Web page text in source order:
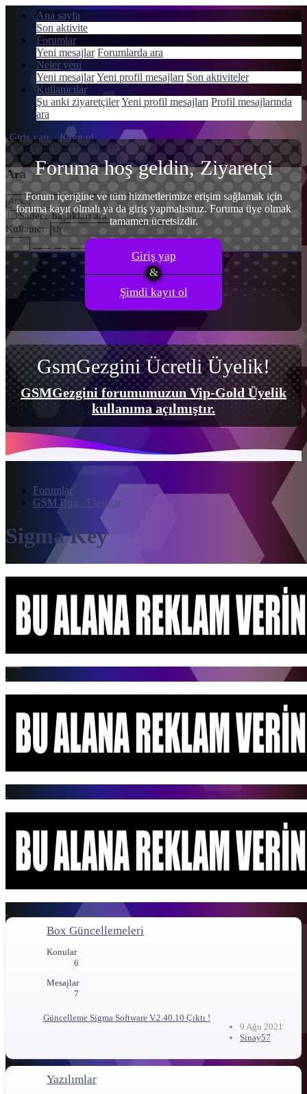
Ana sayfa
Son aktivite
Forumlar
Yeni mesajlar Forumlarda ara
Neler yeni
Yeni mesajlarYeni profil mesajları Son aktiviteler
Kullanıcılar
Şu anki ziyaretçilerYeni profil mesajları Profil mesajlarında
ara
Giriş yap
Kayıt ol
Neler yeni
Ara
Ara
Sadece başlıkları ara
Kullanıcı:
Ara Gelişmiş Arama…
Menü
Giriş yap
Kayıt ol
Foruma hoş geldin, Ziyaretçi
Forum içeriğine ve tüm hizmetlerimize erişim sağlamak için
foruma kayıt olmalı ya da giriş yapmalısınız. Foruma üye olmak
tamamen ücretsizdir.
Giriş yap
Şimdi kayıt ol
GsmGezgini Ücretli Üyelik!
GSMGezgini forumumuzun Vip-Gold Üyelik
kullanıma açılmıştır.
Forumlar
GSM Box - Flashlar
Sigma Key
Box Güncellemeleri
Konular
6
Mesajlar
7
Güncelleme Sigma Software V.2.40.10 Çıktı !
9 Ağu 2021
Sinay57
Yazılımlar